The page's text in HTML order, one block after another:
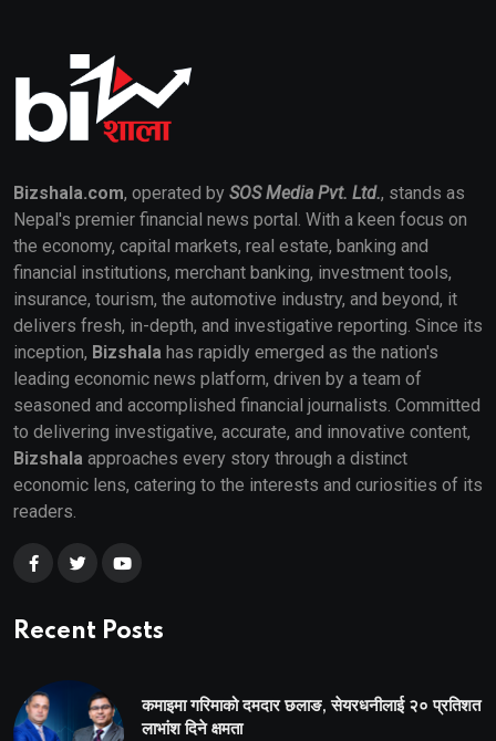
Bizshala.com, operated by SOS Media Pvt. Ltd., stands as
Nepal's premier financial news portal. With a keen focus on
the economy, capital markets, real estate, banking and
financial institutions, merchant banking, investment tools,
insurance, tourism, the automotive industry, and beyond, it
delivers fresh, in-depth, and investigative reporting. Since its
inception, Bizshala has rapidly emerged as the nation's
leading economic news platform, driven by a team of
seasoned and accomplished financial journalists. Committed
to delivering investigative, accurate, and innovative content,
Bizshala approaches every story through a distinct
economic lens, catering to the interests and curiosities of its
readers.
Recent Posts
कमाइमा गरिमाको दमदार छलाङ, सेयरधनीलाई २० प्रतिशत
लाभांश दिने क्षमता